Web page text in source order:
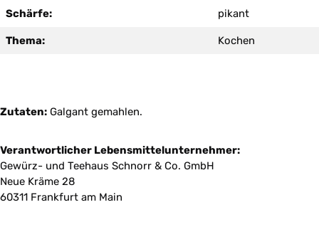
Schärfe: pikant
Thema: Kochen
Zutaten: Galgant gemahlen.
Verantwortlicher Lebensmittelunternehmer:
Gewürz- und Teehaus Schnorr & Co. GmbH
Neue Kräme 28
60311 Frankfurt am Main